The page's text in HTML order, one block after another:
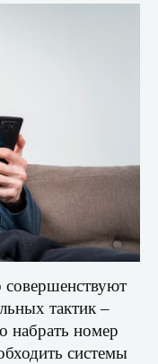
тактик –
набрать номер
системы